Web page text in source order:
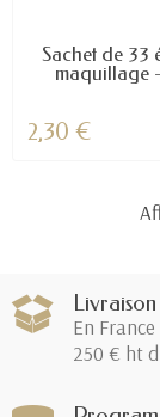
Sachet de 33
maquillage
2,30 €
En
250 € ht